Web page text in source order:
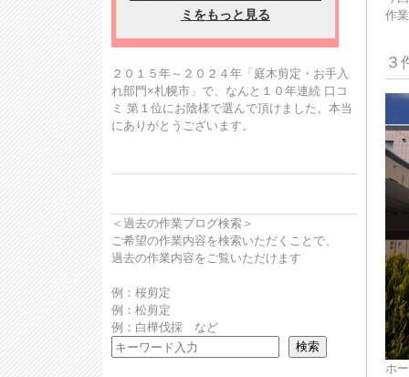
作
３
ホ
２０１５年～２０２４年「庭木剪定・お手入
れ部門×札幌市」で、なんと１０年連続 口コ
ミ 第１位にお陰様で選んで頂けました。本当
にありがとうございます。
＜過去の作業ブログ検索＞
ご希望の作業内容を検索いただくことで、
過去の作業内容をご覧いただけます
例：桜剪定
例：松剪定
例：白樺伐採 など
検索